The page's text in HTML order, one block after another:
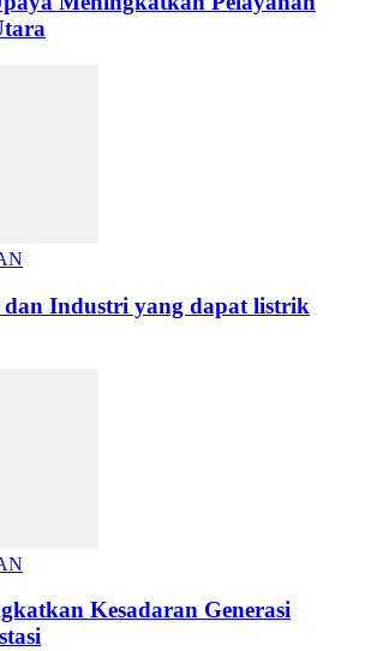
Industri yang dapat listrik
Kesadaran Generasi